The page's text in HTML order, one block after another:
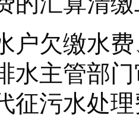
户欠缴水
水主管部
征污水处